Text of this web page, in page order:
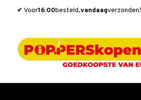
✔ Voor16:00besteld,vandaagverzonden!